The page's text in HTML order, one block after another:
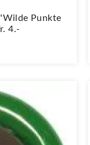
Punkte
4.-